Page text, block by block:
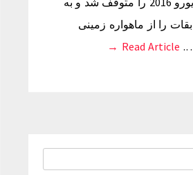
را از ماهواره زمینی
Read Article →